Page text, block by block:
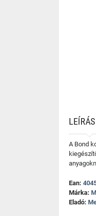
LEÍRÁS
A Bond
Ean:
Márka:
Eladó: